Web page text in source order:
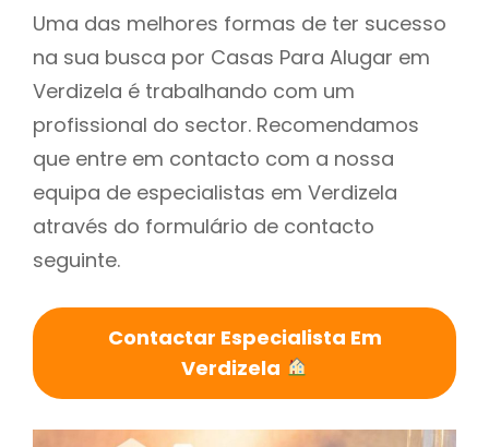
Uma das melhores formas de ter sucesso
na sua busca por Casas Para Alugar em
Verdizela é trabalhando com um
profissional do sector. Recomendamos
que entre em contacto com a nossa
equipa de especialistas em Verdizela
através do formulário de contacto
seguinte.
Contactar Especialista Em
Verdizela